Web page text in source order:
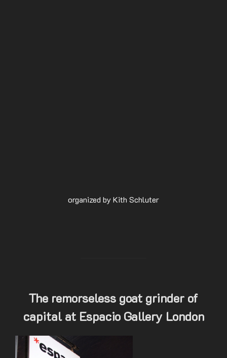
organized by Kith Schluter
The remorseless goat grinder of
capital at Espacio Gallery London